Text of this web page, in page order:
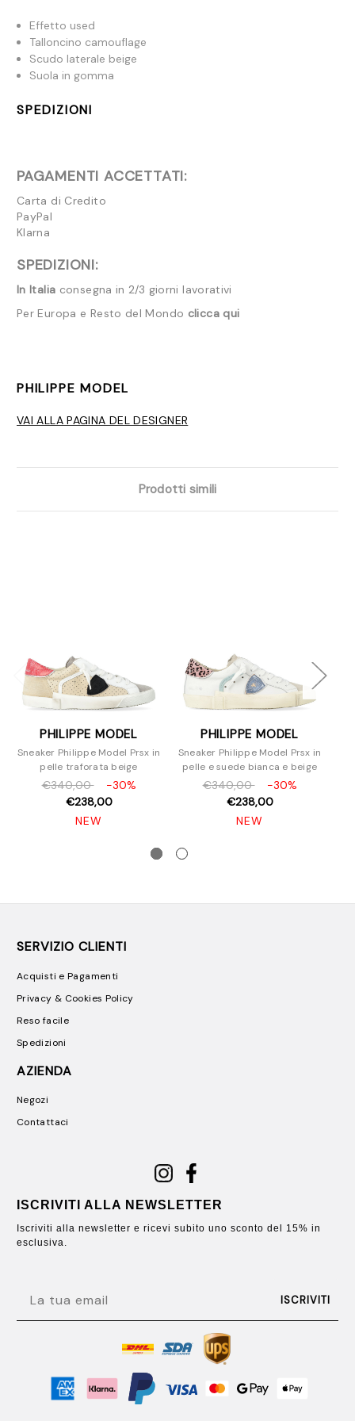
Effetto used
Talloncino camouflage
Scudo laterale beige
Suola in gomma
SPEDIZIONI
PAGAMENTI ACCETTATI:
Carta di Credito
PayPal
Klarna
SPEDIZIONI:
In Italia consegna in 2/3 giorni lavorativi
Per Europa e Resto del Mondo clicca qui
PHILIPPE MODEL
VAI ALLA PAGINA DEL DESIGNER
Prodotti simili
PHILIPPE MODEL
Sneaker Philippe Model Prsx in
pelle traforata beige
€340,00
-30%
€238,00
NEW
PHILIPPE MODEL
Sneaker Philippe Model Prsx in
pelle e suede bianca e beige
€340,00
-30%
€238,00
NEW
SERVIZIO CLIENTI
Acquisti e Pagamenti
Privacy & Cookies Policy
Reso facile
Spedizioni
AZIENDA
Negozi
Contattaci
ISCRIVITI ALLA NEWSLETTER
Iscriviti alla newsletter e ricevi subito uno sconto del 15% in
esclusiva.
ISCRIVITI